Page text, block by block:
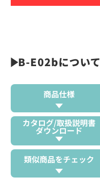
B-E02bについ
商品仕様
カタログ/取扱説明書
ダウンロード
類似商品をチェック